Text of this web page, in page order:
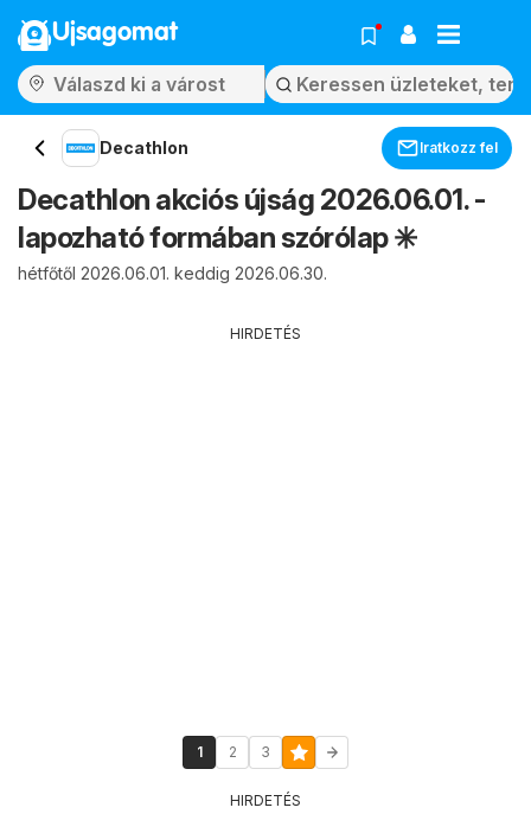
Ujsagomat
Decathlon Iratkozz fel
Decathlon akciós újság 2026.06.01. -
lapozható formában szórólap ✳️
hétfőtől 2026.06.01. keddig 2026.06.30.
HIRDETÉS
1 2 3
HIRDETÉS